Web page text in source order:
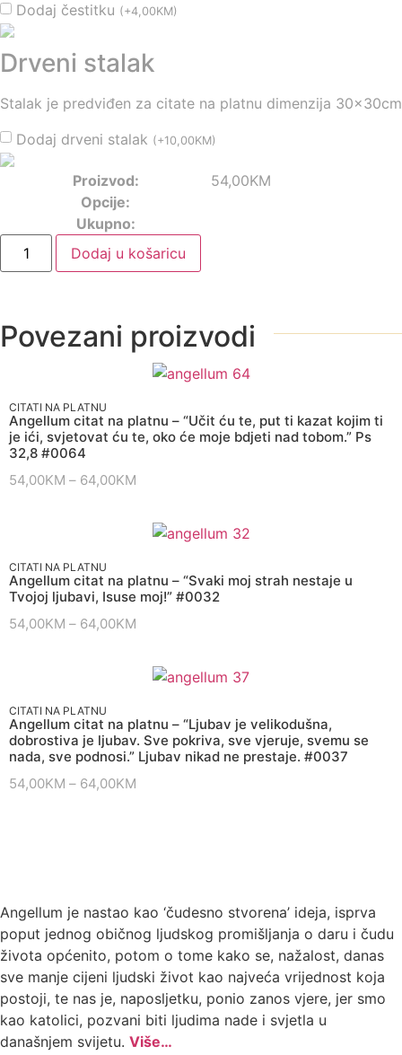
Dodaj čestitku (+4,00KM)
Drveni stalak
Stalak je predviđen za citate na platnu dimenzija 30x30cm
Dodaj drveni stalak (+10,00KM)
Proizvod: 54,00KM
Opcije:
Ukupno:
Dodaj u košaricu
Povezani proizvodi
CITATI NA PLATNU
Angellum citat na platnu – “Učit ću te, put ti kazat kojim ti
je ići, svjetovat ću te, oko će moje bdjeti nad tobom.” Ps
32,8 #0064
54,00KM – 64,00KM
CITATI NA PLATNU
Angellum citat na platnu – “Svaki moj strah nestaje u
Tvojoj ljubavi, Isuse moj!” #0032
54,00KM – 64,00KM
CITATI NA PLATNU
Angellum citat na platnu – “Ljubav je velikodušna,
dobrostiva je ljubav. Sve pokriva, sve vjeruje, svemu se
nada, sve podnosi.” Ljubav nikad ne prestaje. #0037
54,00KM – 64,00KM
Angellum je nastao kao ‘čudesno stvorena’ ideja, isprva
poput jednog običnog ljudskog promišljanja o daru i čudu
života općenito, potom o tome kako se, nažalost, danas
sve manje cijeni ljudski život kao najveća vrijednost koja
postoji, te nas je, naposljetku, ponio zanos vjere, jer smo
kao katolici, pozvani biti ljudima nade i svjetla u
današnjem svijetu. Više…